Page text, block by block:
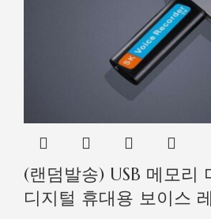
(랜덤발송) USB 메모리
디지털 휴대용 보이스